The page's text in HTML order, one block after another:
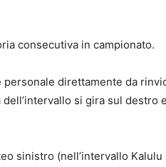
consecutiva in campionato.
personale direttamente da
si gira sul destro
sinistro (nell’intervallo Kalulu